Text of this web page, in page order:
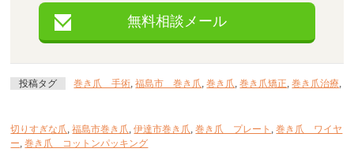
無料相談メール
投稿タグ 巻き爪 手術 ,福島市 巻き爪 ,巻き爪 ,巻き爪矯正 ,巻き爪治療
切りすぎな爪 ,福島市巻き爪 ,伊達市巻き爪 ,巻き爪 プレート ,巻き爪 ワイヤ
ー ,巻き爪 コットンパッキング